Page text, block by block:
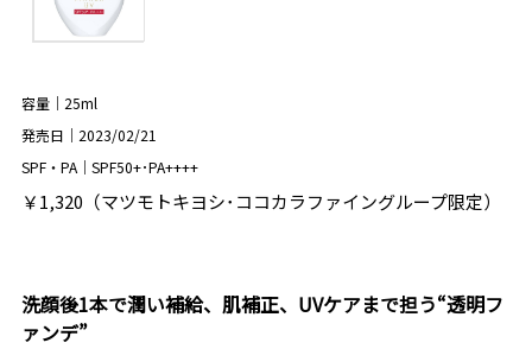
容量｜25ml
発売日｜2023/02/21
SPF・PA｜SPF50+･PA++++
￥1,320（マツモトキヨシ･ココカラファイングループ限定）
洗顔後1本で潤い補給、肌補正、UVケアまで担う“透明フ
ァンデ”